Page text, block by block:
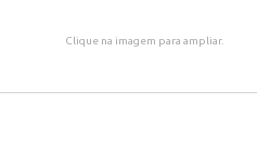
Clique na imagem para ampliar.